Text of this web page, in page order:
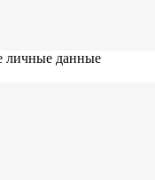
личные данные